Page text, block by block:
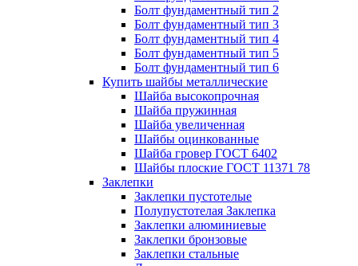
Болт фундаментный тип 2
Болт фундаментный тип 3
Болт фундаментный тип 4
Болт фундаментный тип 5
Болт фундаментный тип 6
Купить шайбы металлические
Шайба высокопрочная
Шайба пружинная
Шайба увеличенная
Шайбы оцинкованные
Шайба гровер ГОСТ 6402
Шайбы плоские ГОСТ 11371 78
Заклепки
Заклепки пустотелые
Полупустотелая Заклепка
Заклепки алюминиевые
Заклепки бронзовые
Заклепки стальные